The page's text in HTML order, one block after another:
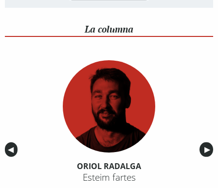
La columna
Anterior
◀︎ ▶︎
ORIOL RADALGA
Esteim fartes